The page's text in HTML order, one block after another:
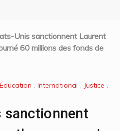
Unis sanctionnent Laurent
60 millions des fonds de
Éducation , International , Justice ,
sanctionnent